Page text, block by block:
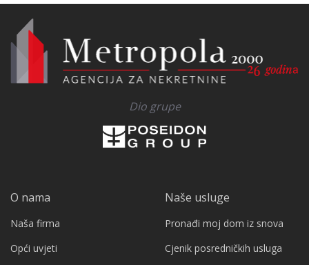
Dio grupe
O nama
Naša firma
Opći uvjeti
Naše usluge
Pronađi moj dom iz snova
Cjenik posredničkih usluga